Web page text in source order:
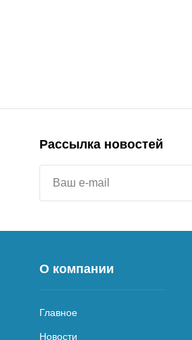
Рассылка новостей
О компании
Главное
Новости